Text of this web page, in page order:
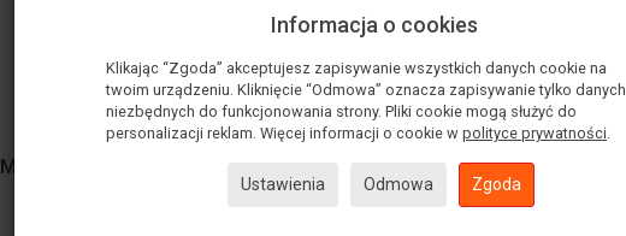
Mocowanie podnośnika
Informacja o cookies
Klikając “Zgoda” akceptujesz zapisywanie wszystkich danych cookie na
twoim urządzeniu. Kliknięcie “Odmowa” oznacza zapisywanie tylko danych
niezbędnych do funkcjonowania strony. Pliki cookie mogą służyć do
personalizacji reklam. Więcej informacji o cookie w polityce prywatności.
Ustawienia Odmowa Zgoda